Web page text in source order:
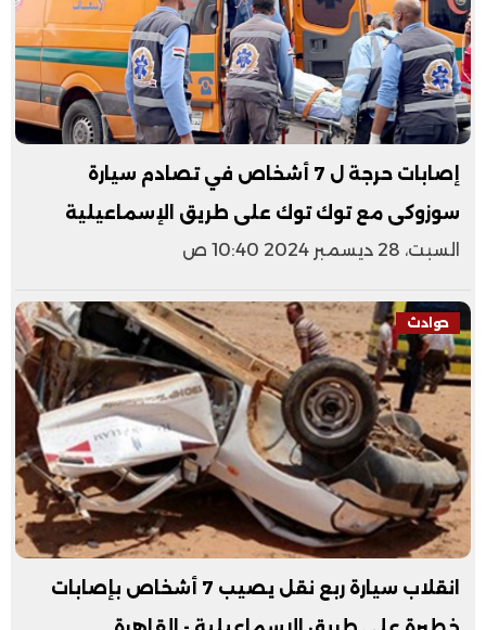
إصابات حرجة ل 7 أشخاص في تصادم سيارة
سوزوكى مع توك توك على طريق الإسماعيلية
السبت، 28 ديسمبر 2024 10:40 ص
حوادث
انقلاب سيارة ربع نقل يصيب 7 أشخاص بإصابات